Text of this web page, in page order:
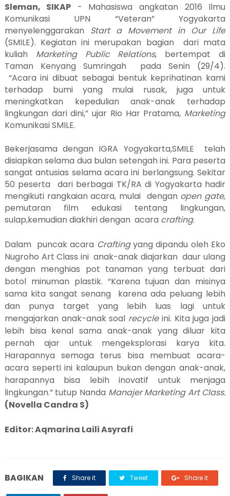
Sleman, SIKAP - Mahasiswa angkatan 2016 Ilmu
Komunikasi UPN “Veteran” Yogyakarta
menyelenggarakan Start a Movement in Our Life
(SMILE). Kegiatan ini merupakan bagian dari mata
kuliah Marketing Public Relations, bertempat di
Taman Kenyang Sumringah pada Senin (29/4).
“Acara ini dibuat sebagai bentuk keprihatinan kami
terhadap bumi yang mulai rusak, juga untuk
meningkatkan kepedulian anak-anak terhadap
lingkungan dari dini,” ujar Rio Har Pratama, Marketing
Komunikasi SMILE.
Bekerjasama dengan IGRA Yogyakarta,SMILE telah
disiapkan selama dua bulan setengah ini. Para peserta
sangat antusias selama acara ini berlangsung. Sekitar
50 peserta
dari berbagai TK/RA di Yogyakarta hadir
mengikuti rangkaian acara, mulai dengan open gate,
pemutaran film edukasi tentang lingkungan,
sulap,kemudian diakhiri dengan acara crafting.
Dalam puncak acara Craftingyang dipandu oleh Eko
Nugroho Art Class ini anak-anak diajarkan daur ulang
dengan menghias pot tanaman yang terbuat dari
botol minuman plastik. “Karena tujuan dan misinya
sama kita sangat senang
karena ada peluang lebih
dan punya target yang lebih luas lagi untuk
mengajarkan anak-anak soal recycleini. Kita juga jadi
lebih bisa kenal sama anak-anak yang diluar kita
pernah ajar untuk mengeksplorasi karya kita.
Harapannya semoga terus bisa membuat acara-
acara seperti ini kalaupun bukan dengan anak-anak,
harapannya bisa lebih inovatif untuk menjaga
lingkungan.” tutup Nanda Manajer Marketing Art Class.
(Novella Candra S)
Editor: Aqmarina Laili Asyrafi
BAGIKAN Share it Tweet Share it